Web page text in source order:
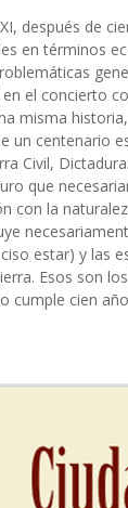
después de
en términos
el concierto
misma
un centenario
Civil,
que
con la
estar) y las
Esos son
cumple cien